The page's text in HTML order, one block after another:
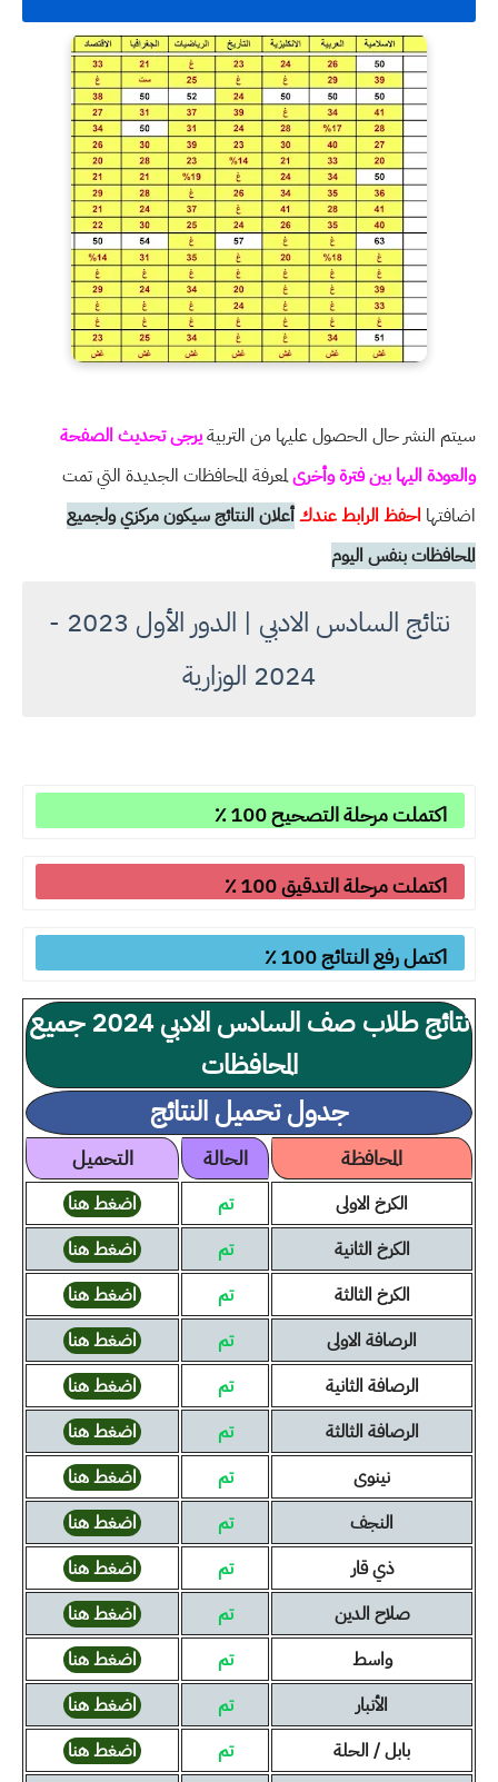
سيتم النشر حال الحصول عليها من التربيةيرجى تحديث الصفحة
والعودة اليها بين فترة وأخرىلمعرفة المحافظات الجديدة التي تمت
اضافتها احفظ الرابط عندكأعلان النتائج سيكون مركزي ولجميع
المحافظات بنفس اليوم
نتائج السادس الادبي | الدور الأول 2023 -
2024 الوزارية
اكتملت مرحلة التصحيح 100 ٪
اكتملت مرحلة التدقيق 100 ٪
اكتمل رفع النتائج 100 ٪
نتائج طلاب صف السادس الادبي 2024 جميع
المحافظات
جدول تحميل النتائج
المحافظة الحالة التحميل
الكرخ الاولى تم
اضغط هنا
الكرخ الثانية
تم
اضغط هنا
الكرخ الثالثة
تم
اضغط هنا
الرصافة الاولى
تم
اضغط هنا
الرصافة الثانية
تم
اضغط هنا
الرصافة الثالثة
تم
اضغط هنا
نينوى
تم
اضغط هنا
النجف
تم
اضغط هنا
ذي قار
تم
اضغط هنا
صلاح الدين
تم
اضغط هنا
واسط
تم
اضغط هنا
الأنبار
تم
اضغط هنا
بابل / الحلة
تم اضغط هنا